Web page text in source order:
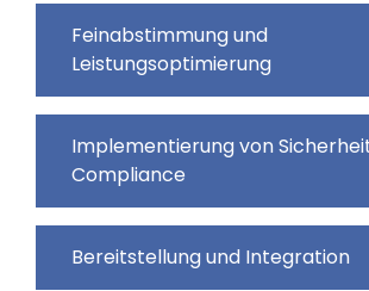
Feinabstimmung und
Leistungsoptimierung
Implementierung von
Compliance
Bereitstellung und Integration